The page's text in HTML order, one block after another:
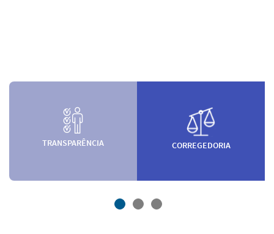
TRANSPARÊNCIA CORREGEDORIA